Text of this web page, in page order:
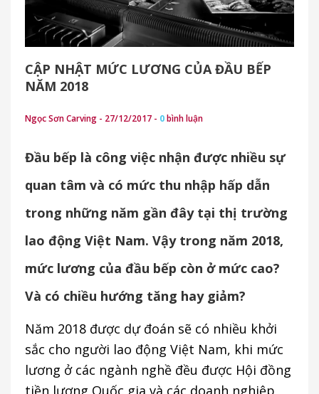
CẬP NHẬT MỨC LƯƠNG CỦA ĐẦU BẾP
NĂM 2018
Ngọc Sơn Carving - 27/12/2017 - 0bình luận
Đầu bếp là công việc nhận được nhiều sự
quan tâm và có mức thu nhập hấp dẫn
trong những năm gần đây tại thị trường
lao động Việt Nam. Vậy trong năm 2018,
mức lương của đầu bếp còn ở mức cao?
Và có chiều hướng tăng hay giảm?
Năm 2018 được dự đoán sẽ có nhiều khởi
sắc cho người lao động Việt Nam, khi mức
lương ở các ngành nghề đều được Hội đồng
tiền lương Quốc gia và các doanh nghiệp